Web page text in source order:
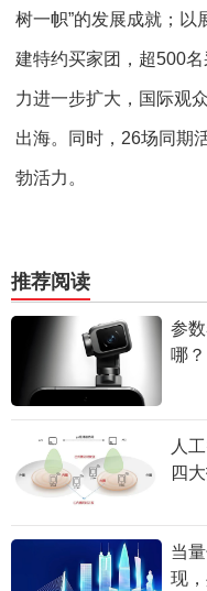
树一帜”的发展成就；以
建特约买家团，超500
力进一步扩大，国际观
出海。同时，26场同期
勃活力。
推荐阅读
参
哪？
人
四
当
现